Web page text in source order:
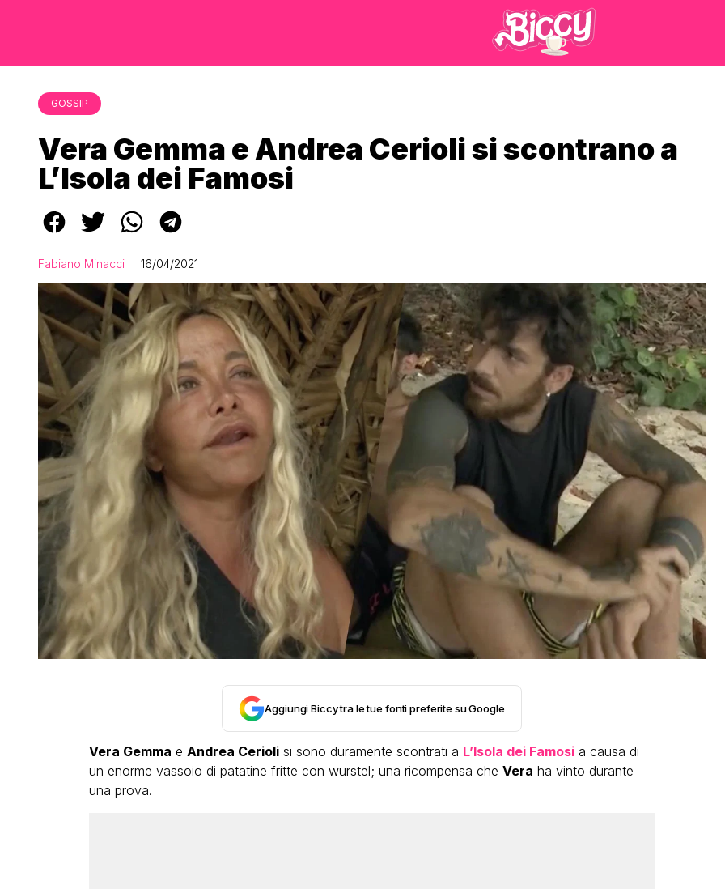
GOSSIP
Vera Gemma e Andrea Cerioli si scontrano a
L’Isola dei Famosi
Fabiano Minacci 16/04/2021
Aggiungi Biccy tra le tue fonti preferite su Google
Vera Gemma e Andrea Ceriolisi sono duramente scontrati a L’Isola dei Famosia causa di
un enorme vassoio di patatine fritte con wurstel; una ricompensa che Vera ha vinto durante
una prova.